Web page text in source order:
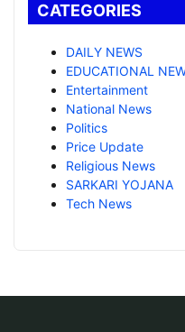
CATEGORIES
DAILY NEWS
EDUCATIONAL
Entertainment
National News
Politics
Price Update
Religious News
SARKARI YOJANA
Tech News